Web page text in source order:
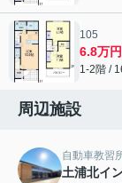
105
6.8万円
1-2階 /
周辺施設
自動車教習
土浦北イ